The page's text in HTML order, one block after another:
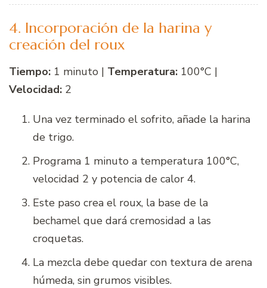
4. Incorporación de la harina y
creación del roux
Tiempo: 1 minuto | Temperatura: 100°C |
Velocidad: 2
Una vez terminado el sofrito, añade la harina
de trigo.
Programa 1 minuto a temperatura 100°C,
velocidad 2 y potencia de calor 4.
Este paso crea el roux, la base de la
bechamel que dará cremosidad a las
croquetas.
La mezcla debe quedar con textura de arena
húmeda, sin grumos visibles.